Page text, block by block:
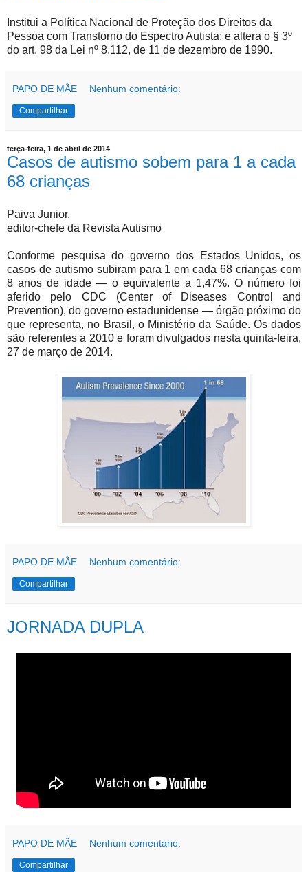
Institui a Política Nacional de Proteção dos Direitos da
Pessoa com Transtorno do Espectro Autista; e altera o § 3º
do art. 98 da Lei nº 8.112, de 11 de dezembro de 1990.
PAPO DE MÃE Nenhum comentário:
Compartilhar
terça-feira, 1 de abril de 2014
Casos de autismo sobem para 1 a cada
68 crianças
Paiva Junior,
editor-chefe da Revista Autismo
Conforme pesquisa do governo dos Estados Unidos, os
casos de autismo subiram para 1 em cada 68 crianças com
8 anos de idade — o equivalente a 1,47%. O número foi
aferido pelo CDC (Center of Diseases Control and
Prevention), do governo estadunidense — órgão próximo do
que representa, no Brasil, o Ministério da Saúde. Os dados
são referentes a 2010 e foram divulgados nesta quinta-feira,
27 de março de 2014.
PAPO DE MÃE Nenhum comentário:
Compartilhar
JORNADA DUPLA
PAPO DE MÃE Nenhum comentário:
Compartilhar